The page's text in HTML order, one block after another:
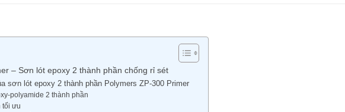
– Sơn lót epoxy 2 thành phần chống rỉ sét
sơn lót epoxy 2 thành phần Polymers ZP-300 Primer
polyamide 2 thành phần
tối ưu